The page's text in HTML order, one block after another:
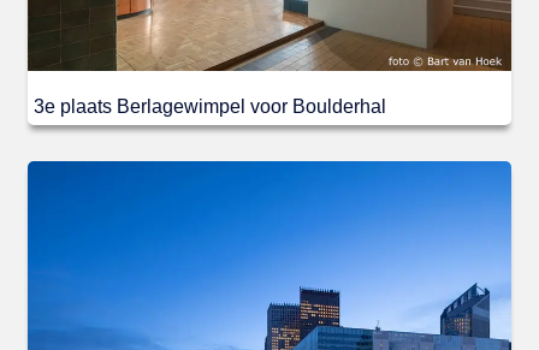
3e plaats Berlagewimpel voor Boulderhal